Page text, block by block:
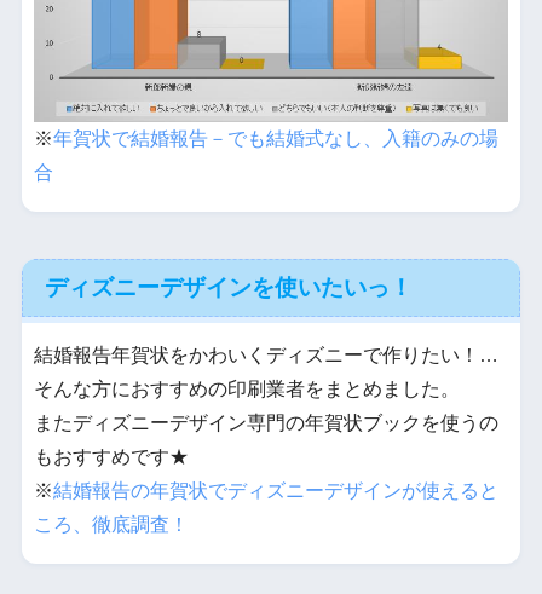
※年賀状で結婚報告－でも結婚式なし、入籍のみの場
合
ディズニーデザインを使いたいっ！
結婚報告年賀状をかわいくディズニーで作りたい！…
そんな方におすすめの印刷業者をまとめました。
またディズニーデザイン専門の年賀状ブックを使うの
もおすすめです★
※結婚報告の年賀状でディズニーデザインが使えると
ころ、徹底調査！